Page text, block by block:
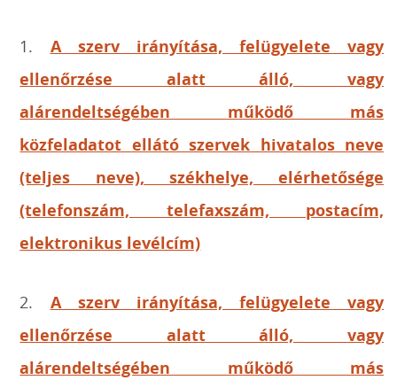
1. A szerv irányítása, felügyelete vagy
ellenőrzése alatt álló, vagy
alárendeltségében működő más
közfeladatot ellátó szervek hivatalos neve
(teljes neve), székhelye, elérhetősége
(telefonszám, telefaxszám, postacím,
elektronikus levélcím)
2. A szerv irányítása, felügyelete vagy
ellenőrzése alatt álló, vagy
alárendeltségében működő más